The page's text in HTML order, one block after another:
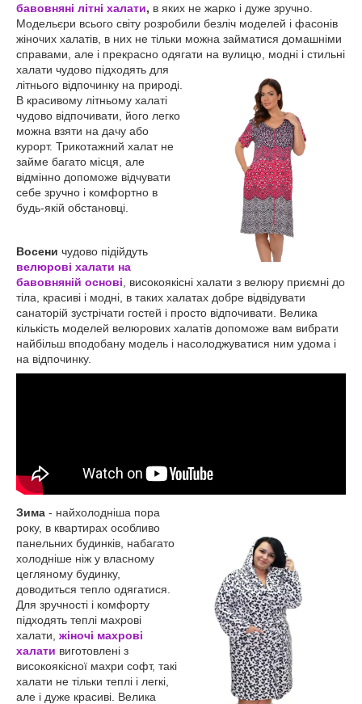
бавовняні літні халати, в яких не жарко і дуже зручно.
Модельєри всього світу розробили безліч моделей і фасонів
жіночих халатів, в них не тільки можна займатися домашніми
справами, але і прекрасно одягати на вулицю, модні і стильні
халати чудово підходять для
літнього відпочинку на природі.
В красивому літньому халаті
чудово відпочивати, його легко
можна взяти на дачу або
курорт. Трикотажний халат не
займе багато місця, але
відмінно допоможе відчувати
себе зручно і комфортно в
будь-якій обстановці.
Восени чудово підійдуть
велюрові халати на
бавовняній основі , високоякісні халати з велюру приємні до
тіла, красиві і модні, в таких халатах добре відвідувати
санаторій зустрічати гостей і просто відпочивати. Велика
кількість моделей велюрових халатів допоможе вам вибрати
найбільш вподобану модель і насолоджуватися ним удома і
на відпочинку.
Зима - найхолодніша пора
року, в квартирах особливо
панельних будинків, набагато
холодніше ніж у власному
цегляному будинку,
доводиться тепло одягатися.
Для зручності і комфорту
підходять теплі махрові
халати, жіночі махрові
халати виготовлені з
високоякісної махри софт, такі
халати не тільки теплі і легкі,
але і дуже красиві. Велика